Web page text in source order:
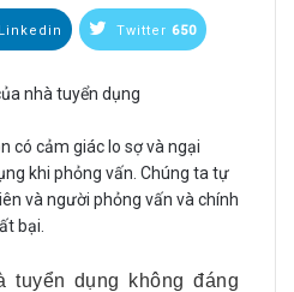
Linkedin Twitter 650
có cảm giác lo sợ và ngại
khi phỏng vấn. Chúng ta tự
và người phỏng vấn và chính
bại.
tuyển dụng không đáng